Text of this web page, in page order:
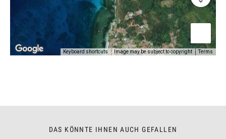
Keyboard shortcuts Image may be subject to copyright Terms
DAS KÖNNTE IHNEN AUCH GEFALLEN